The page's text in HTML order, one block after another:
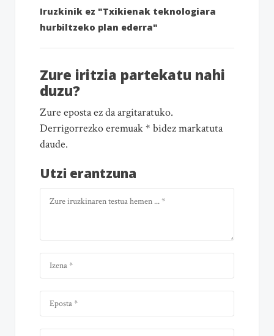
Iruzkinik ez "Txikienak teknologiara
hurbiltzeko plan ederra"
Zure iritzia partekatu nahi
duzu?
Zure eposta ez da argitaratuko.
Derrigorrezko eremuak * bidez markatuta
daude.
Utzi erantzuna